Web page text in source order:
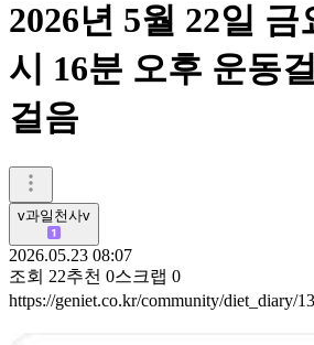
2026년 5월 22일
시 16분 오후 운동
걸음
v과일천사v
2026.05.23 08:07
조회 22추천 0스크랩 0
https://geniet.co.kr/community/diet_diary/